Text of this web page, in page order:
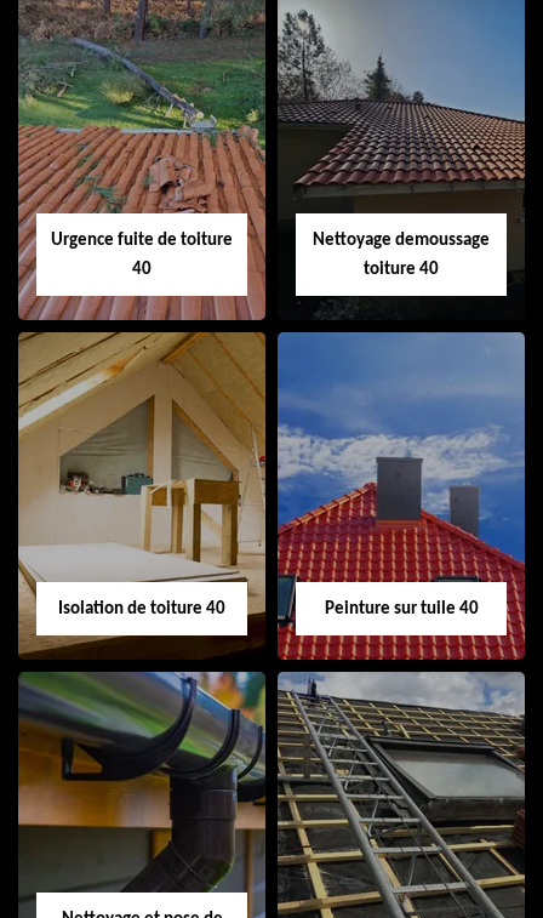
Couvreur 40
Ramonage de
cheminée 40
Urgence fuite de toiture
40
Urgence fuite de
toiture 40
Nettoyage demoussage
toiture 40
Nettoyage
demoussage
toiture 40
Isolation de toiture 40
Isolation de toiture
40
Peinture sur tuile 40
Peinture sur tuile
40